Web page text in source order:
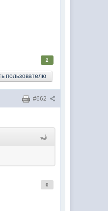
2
пользователю
#662
0